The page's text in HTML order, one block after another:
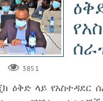
3851
ዕቅድ ላይ የአስተዳደር